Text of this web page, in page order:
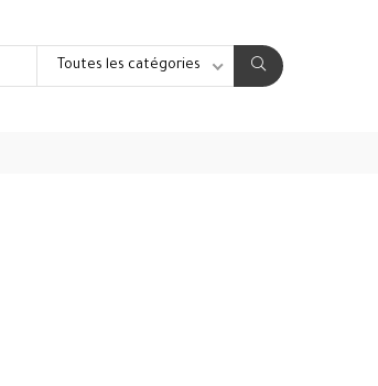
Toutes les catégories